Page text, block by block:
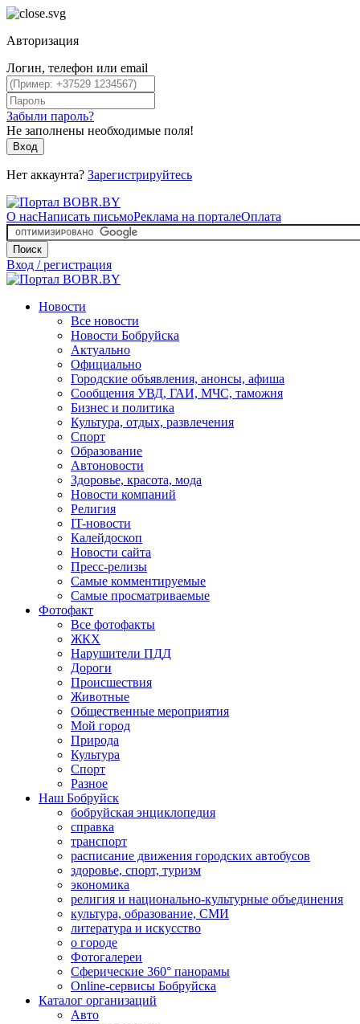
Авторизация
Логин, телефон или email
Забыли пароль?
Не заполнены необходимые поля!
Вход
Нет аккаунта? Зарегистрируйтесь
О насНаписать письмоРеклама на порталеОплата
Поиск
Вход / регистрация
Новости
Все новости
Новости Бобруйска
Актуально
Официально
Городские объявления, анонсы, афиша
Сообщения УВД, ГАИ, МЧС, таможня
Бизнес и политика
Культура, отдых, развлечения
Спорт
Образование
Автоновости
Здоровье, красота, мода
Новости компаний
Религия
IT-новости
Калейдоскоп
Новости сайта
Пресс-релизы
Самые комментируемые
Самые просматриваемые
Фотофакт
Все фотофакты
ЖКХ
Нарушители ПДД
Дороги
Происшествия
Животные
Общественные мероприятия
Мой город
Природа
Культура
Спорт
Разное
Наш Бобруйск
бобруйская энциклопедия
справка
транспорт
расписание движения городских автобусов
здоровье, спорт, туризм
экономика
религия и национально-культурные объединения
культура, образование, СМИ
литература и искусство
о городе
Фотогалереи
Сферические 360° панорамы
Online-сервисы Бобруйска
Каталог организаций
Авто